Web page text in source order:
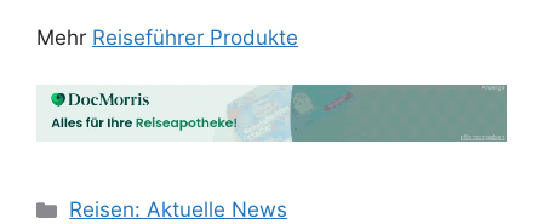
Mehr Reiseführer Produkte
Kategorien
Reisen: Aktuelle News